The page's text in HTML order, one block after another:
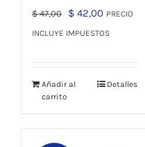
$47,00
El
precio
$ 47,00.
$ 42,00El
precio
$ 42,00.
PRECIO
INCLUYE IMPUESTOS
Añadir al
carrito
Detalles